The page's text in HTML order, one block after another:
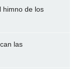
himno de los
las